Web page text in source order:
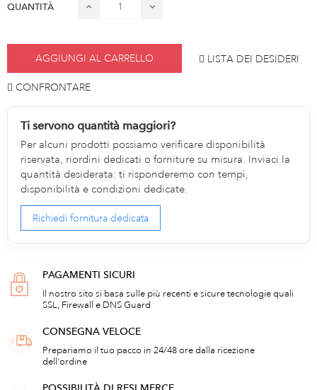
QUANTITÀ
AGGIUNGI AL CARRELLO LISTA DEI DESIDERI
CONFRONTARE
Ti servono quantità maggiori?
Per alcuni prodotti possiamo verificare disponibilità
riservata, riordini dedicati o forniture su misura. Inviaci la
quantità desiderata: ti risponderemo con tempi,
disponibilità e condizioni dedicate.
Richiedi fornitura dedicata
PAGAMENTI SICURI
Il nostro sito si basa sulle più recenti e sicure tecnologie quali
SSL, Firewall e DNS Guard
CONSEGNA VELOCE
Prepariamo il tuo pacco in 24/48 ore dalla ricezione
dell'ordine